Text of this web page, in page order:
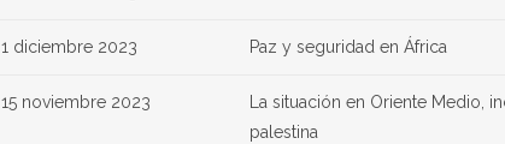
1 diciembre 2023 Paz y seguridad en África
15 noviembre 2023
La situación en Oriente Medio,
palestina